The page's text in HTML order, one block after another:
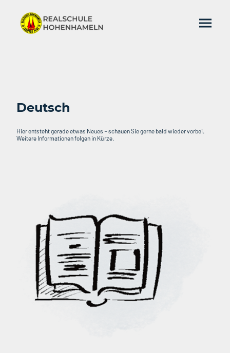
Deutsch
Hier entsteht gerade etwas Neues – schauen Sie gerne bald wieder vorbei.
Weitere Informationen folgen in Kürze.